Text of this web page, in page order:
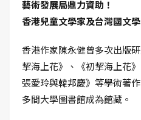
藝術發展局鼎力資助！
香港兒童文學家及台灣國文
香港作家陳永健曾多次出版
挈海上花》、《初挈海上花
張愛玲與韓邦慶》等學術著
多間大學圖書館成為館藏。